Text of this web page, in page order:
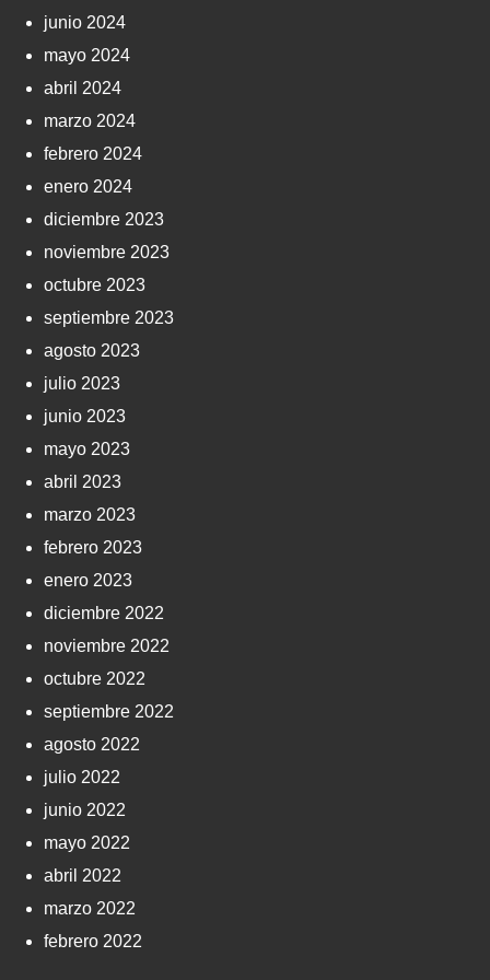
junio 2024
mayo 2024
abril 2024
marzo 2024
febrero 2024
enero 2024
diciembre 2023
noviembre 2023
octubre 2023
septiembre 2023
agosto 2023
julio 2023
junio 2023
mayo 2023
abril 2023
marzo 2023
febrero 2023
enero 2023
diciembre 2022
noviembre 2022
octubre 2022
septiembre 2022
agosto 2022
julio 2022
junio 2022
mayo 2022
abril 2022
marzo 2022
febrero 2022